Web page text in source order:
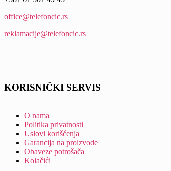
office@telefoncic.rs
reklamacije@telefoncic.rs
KORISNIČKI SERVIS
O nama
Politika privatnosti
Uslovi korišćenja
Garancija na proizvode
Obaveze potrošača
Kolačići